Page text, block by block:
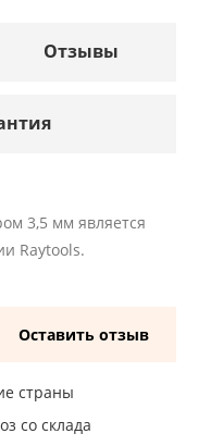
Отзывы
3,5 мм является
Raytools.
Оставить отзыв
страны
со склада